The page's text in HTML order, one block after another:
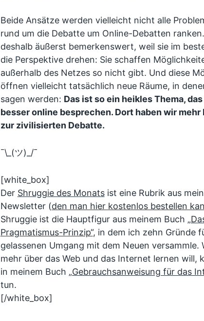
Beide Ansätze werden vielleicht nicht alle
rund um die Debatte um Online-Debatten
deshalb äußerst bemerkenswert, weil sie im
die Perspektive drehen: Sie schaffen
außerhalb des Netzes so nicht gibt. Und diese
öffnen vielleicht tatsächlich neue Räume, in
sagen werden: Das ist so ein heikles Thema,
besser online besprechen. Dort haben wir
zur zivilisierten Debatte.
¯\_(ツ)_/¯
[white_box]
Der Shruggie des Monatsist eine Rubrik aus
Newsletter (den man hier kostenlos bestellen
Shruggie ist die Hauptfigur aus meinem Buch
Pragmatismus-Prinzip“, in dem ich zehn Gründe
gelassenen Umgang mit dem Neuen versammle.
mehr über das Web und das Internet lernen will,
in meinem Buch „Gebrauchsanweisung für das
tun.
[/white_box]